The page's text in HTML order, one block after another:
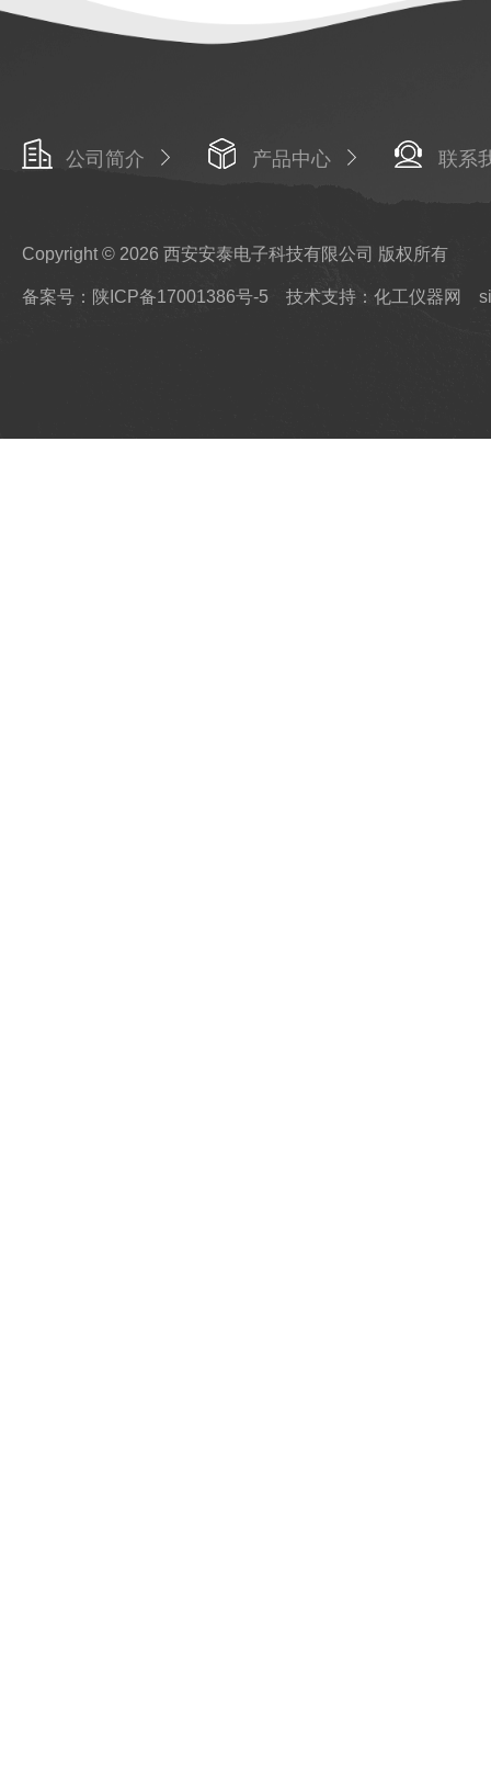
公司简介 产品中心 联系
Copyright © 2026 西安安泰电子科技有限公司 版权所有
备案号：陕ICP备17001386号-5 技术支持：化工仪器网